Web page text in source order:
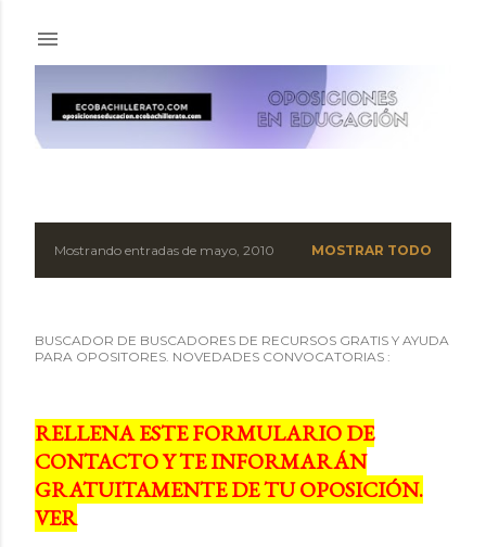
E
t
a
d
a
Mostrando entradas de mayo, 2010 MOSTRAR TODO
BUSCADOR DE BUSCADORES DE RECURSOS GRATIS Y AYUDA
PARA OPOSITORES. NOVEDADES CONVOCATORIAS :
RELLENA ESTE FORMULARIO DE
CONTACTO Y TE INFORMARÁN
GRATUITAMENTE DE TU OPOSICIÓN.
VER